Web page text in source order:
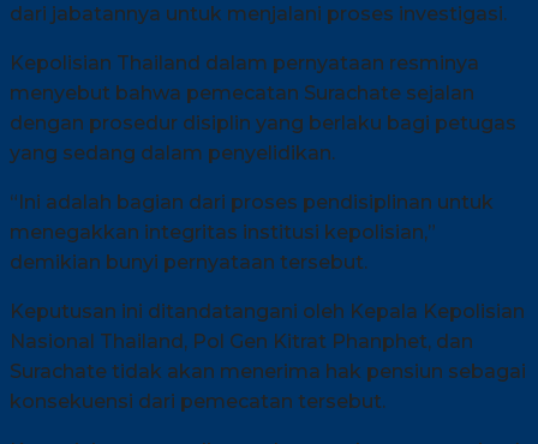
dari jabatannya untuk menjalani proses investigasi.
Kepolisian Thailand dalam pernyataan resminya
menyebut bahwa pemecatan Surachate sejalan
dengan prosedur disiplin yang berlaku bagi petugas
yang sedang dalam penyelidikan.
“Ini adalah bagian dari proses pendisiplinan untuk
menegakkan integritas institusi kepolisian,”
demikian bunyi pernyataan tersebut.
Keputusan ini ditandatangani oleh Kepala Kepolisian
Nasional Thailand, Pol Gen Kitrat Phanphet, dan
Surachate tidak akan menerima hak pensiun sebagai
konsekuensi dari pemecatan tersebut.